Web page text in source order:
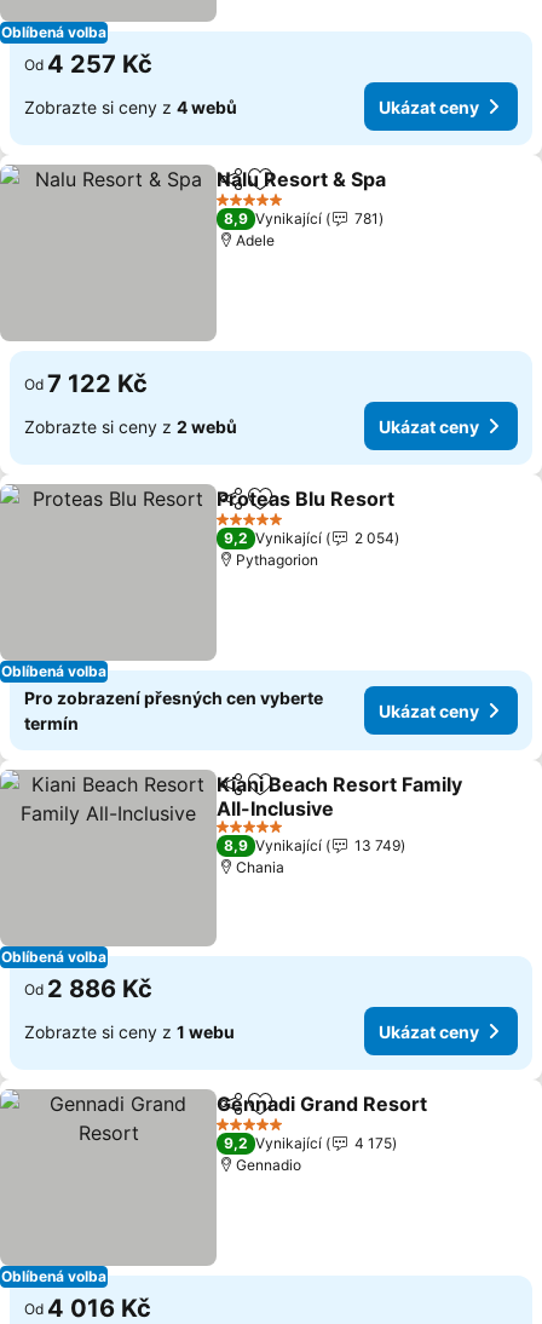
Oblíbená volba
Od 4 257 Kč
Zobrazte si ceny z 4 webů Ukázat ceny
SdíletPřidat na seznam oblíbených
Nalu Resort & Spa
5 Počet hvězdiček
8,9 Vynikající
781
Adele
Od 7 122 Kč
Zobrazte si ceny z 2 webů Ukázat ceny
Oblíbená volba
SdíletPřidat na seznam oblíbených
Proteas Blu Resort
5 Počet hvězdiček
9,2 Vynikající
2 054
Pythagorion
Pro zobrazení přesných cen vyberte
termín
Ukázat ceny
Oblíbená volba
SdíletPřidat na seznam oblíbených
Kiani Beach Resort Family
All-Inclusive
5 Počet hvězdiček
8,9 Vynikající
13 749
Chania
Od 2 886 Kč
Zobrazte si ceny z 1 webu Ukázat ceny
Oblíbená volba
SdíletPřidat na seznam oblíbených
Gennadi Grand Resort
5 Počet hvězdiček
9,2 Vynikající
4 175
Gennadio
Od 4 016 Kč